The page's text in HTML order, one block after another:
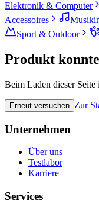
Elektronik & Computer
Accessoires
Sport & Outdoor
Produkt
Beim Laden dieser Seite
Erneut versuchen Zur
Unternehmen
Über uns
Testlabor
Karriere
Services